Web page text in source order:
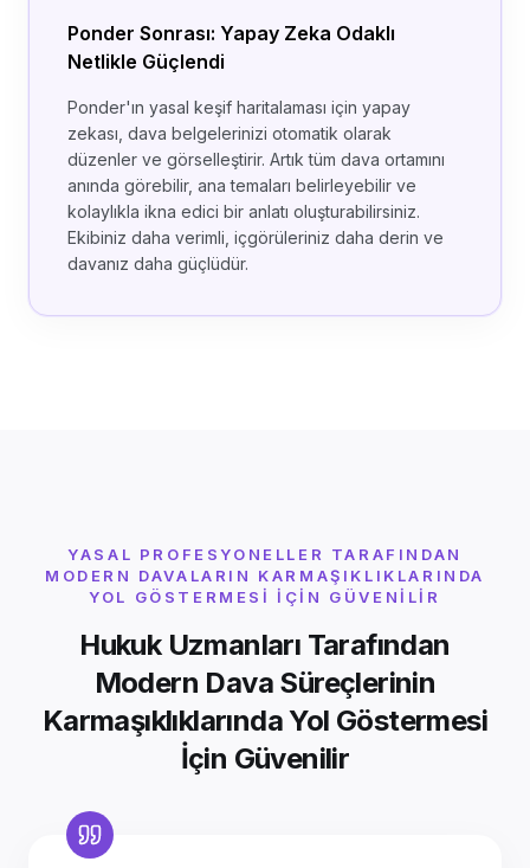
Ponder Sonrası: Yapay Zeka Odaklı
Netlikle Güçlendi
Ponder'ın yasal keşif haritalaması için yapay
zekası, dava belgelerinizi otomatik olarak
düzenler ve görselleştirir. Artık tüm dava ortamını
anında görebilir, ana temaları belirleyebilir ve
kolaylıkla ikna edici bir anlatı oluşturabilirsiniz.
Ekibiniz daha verimli, içgörüleriniz daha derin ve
davanız daha güçlüdür.
YASAL PROFESYONELLER TARAFINDAN
MODERN DAVALARIN KARMAŞIKLIKLARINDA
YOL GÖSTERMESI İÇIN GÜVENILIR
Hukuk Uzmanları Tarafından
Modern Dava Süreçlerinin
Karmaşıklıklarında Yol Göstermesi
İçin Güvenilir